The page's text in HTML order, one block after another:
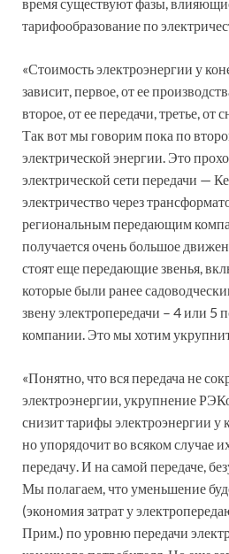
тарифообразование по
«Стоимость электроэнергии у
зависит, первое, от ее
второе, от ее передачи, третье, от
Так вот мы говорим пока по
электрической энергии. Это
электрической сети передачи —
электричество через
региональным передающим
получается очень большое
стоят еще передающие звенья,
которые были ранее
звену электропередачи – 4 или 5
компании. Это мы хотим
«Понятно, что вся передача не
электроэнергии, укрупнение
снизит тарифы электроэнергии у
но упорядочит во всяком случае
передачу. И на самой передаче,
Мы полагаем, что уменьшение
(экономия затрат у
Прим.) по уровню передачи